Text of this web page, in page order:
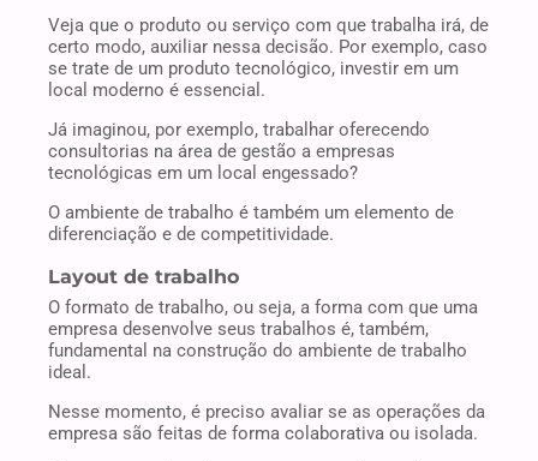
Veja que o produto ou serviço com que trabalha irá, de
certo modo, auxiliar nessa decisão. Por exemplo, caso
se trate de um produto tecnológico, investir em um
local moderno é essencial.
Já imaginou, por exemplo, trabalhar oferecendo
consultorias na área de gestão a empresas
tecnológicas em um local engessado?
O ambiente de trabalho é também um elemento de
diferenciação e de competitividade.
Layout de trabalho
O formato de trabalho, ou seja, a forma com que uma
empresa desenvolve seus trabalhos é, também,
fundamental na construção do ambiente de trabalho
ideal.
Nesse momento, é preciso avaliar se as operações da
empresa são feitas de forma colaborativa ou isolada.